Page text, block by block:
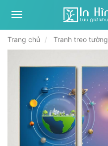
Xưởng
ảnh
theo
cầu
Online
Trang chủ Tranh treo tường